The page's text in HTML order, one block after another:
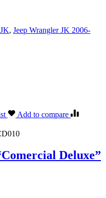
, Jeep Wrangler JK 2006-
Add to compare
Deluxe”